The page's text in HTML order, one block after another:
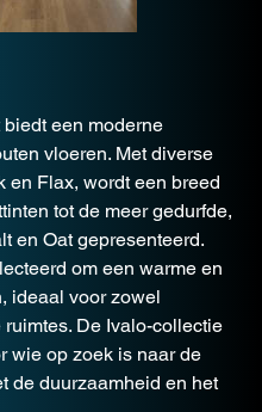
een moderne
vloeren. Met diverse
en Flax, wordt een breed
tot de meer gedurfde,
en Oat gepresenteerd.
om een warme en
ideaal voor zowel
De Ivalo-collectie
wie op zoek is naar de
de duurzaamheid en het